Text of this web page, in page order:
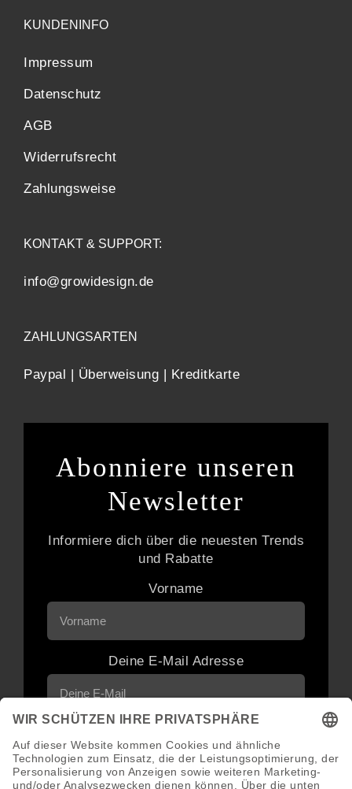
KUNDENINFO
Impressum
Datenschutz
AGB
Widerrufsrecht
Zahlungsweise
KONTAKT & SUPPORT:
info@growidesign.de
ZAHLUNGSARTEN
Paypal | Überweisung | Kreditkarte
Abonniere unseren
Newsletter
Informiere dich über die neuesten Trends
und Rabatte
Vorname
Deine E-Mail Adresse
erhalten
Abonnieren